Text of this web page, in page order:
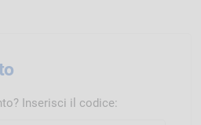
Inserisci il codice: